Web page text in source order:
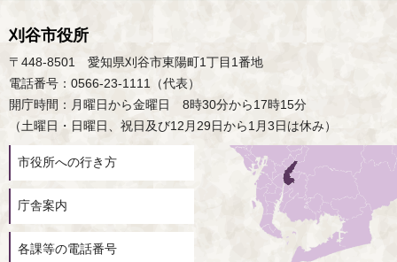
刈谷市役所
〒448-8501 愛知県刈谷市東陽町1丁目1番地
電話番号：0566-23-1111（代表）
開庁時間：月曜日から金曜日 8時30分から17時15分
（土曜日・日曜日、祝日及び12月29日から1月3日は休み）
市役所への行き方
庁舎案内
各課等の電話番号